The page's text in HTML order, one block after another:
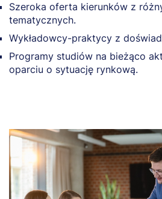
Szeroka oferta kierunków z
tematycznych.
Wykładowcy-praktycy z
Programy studiów na bieżąco
oparciu o sytuację rynkową.